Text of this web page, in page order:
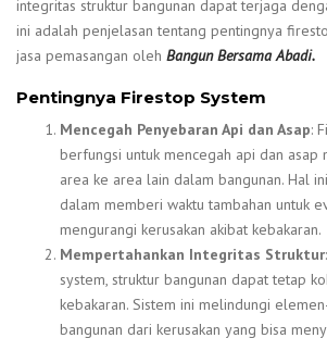
integritas struktur bangunan dapat terjaga
ini adalah penjelasan tentang pentingnya
jasa pemasangan oleh Bangun Bersama Abadi.
Pentingnya Firestop System
Mencegah Penyebaran Api dan Asap:
berfungsi untuk mencegah api dan asap
area ke area lain dalam bangunan. Hal
dalam memberi waktu tambahan untuk
mengurangi kerusakan akibat kebakaran.
Mempertahankan Integritas Struktur
system, struktur bangunan dapat tetap
kebakaran. Sistem ini melindungi
bangunan dari kerusakan yang bisa